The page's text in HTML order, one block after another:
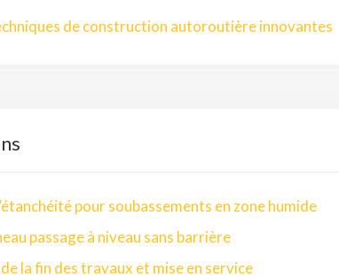
de construction autoroutière innovantes
pour soubassements en zone humide
passage à niveau sans barrière
la fin des travaux et mise en service